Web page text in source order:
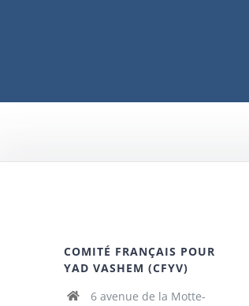
COMITÉ FRANÇAIS POUR
YAD VASHEM (CFYV)
6 avenue de la Motte-